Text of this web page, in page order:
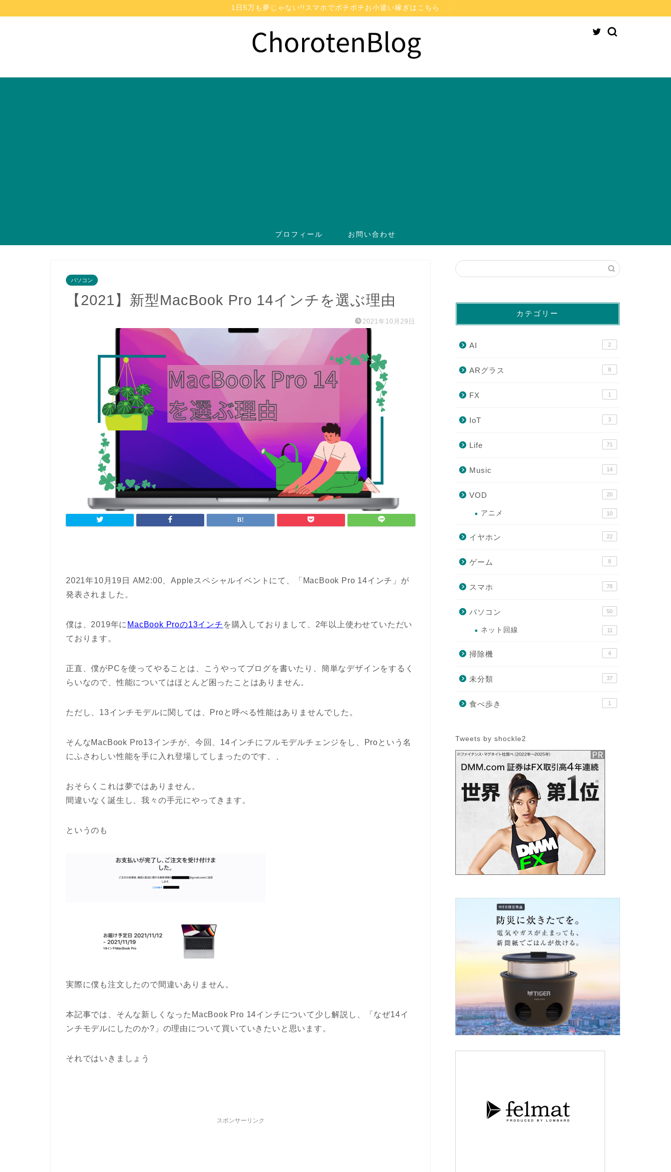
1日5万も夢じゃない!!スマホでポチポチお小遣い稼ぎはこちら
プロフィール お問い合わせ
パソコン
【2021】新型MacBook Pro 14インチを選ぶ理由
2021年10月29日
2021年10月19日 AM2:00、Appleスペシャルイベントにて、「MacBook Pro 14インチ」が
発表されました。
僕は、2019年に MacBook Proの13インチ を購入しておりまして、2年以上使わせていただい
ております。
正直、僕がPCを使ってやることは、こうやってブログを書いたり、簡単なデザインをするく
らいなので、性能についてはほとんど困ったことはありません。
ただし、13インチモデルに関しては、Proと呼べる性能はありませんでした。
そんなMacBook Pro13インチが、今回、14インチにフルモデルチェンジをし、Proという名
にふさわしい性能を手に入れ登場してしまったのです、、
おそらくこれは夢ではありません。
間違いなく誕生し、我々の手元にやってきます。
というのも
実際に僕も注文したので間違いありません。
本記事では、そんな新しくなったMacBook Pro 14インチについて少し解説し、「なぜ14イ
ンチモデルにしたのか?」の理由について買いていきたいと思います。
それではいきましょう
スポンサーリンク
カテゴリー
AI 2
ARグラス 8
FX 1
IoT 3
Life 71
Music 14
VOD 20
アニメ 10
イヤホン 22
ゲーム 8
スマホ 78
パソコン 50
ネット回線 11
掃除機 4
未分類 37
食べ歩き 1
Tweets by shockle2